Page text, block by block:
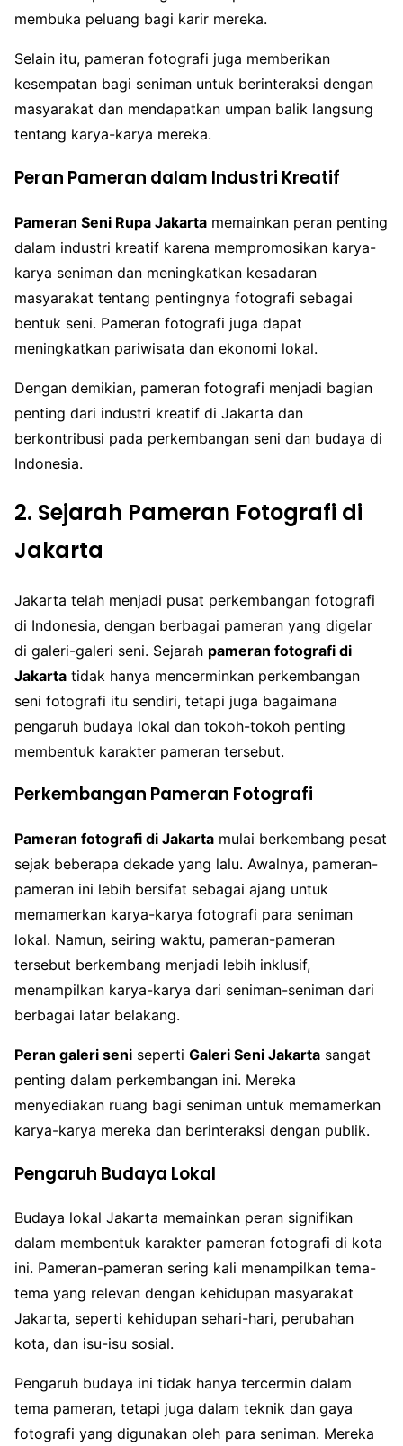
membuka peluang bagi karir mereka.
Selain itu, pameran fotografi juga memberikan
kesempatan bagi seniman untuk berinteraksi dengan
masyarakat dan mendapatkan umpan balik langsung
tentang karya-karya mereka.
Peran Pameran dalam Industri Kreatif
Pameran Seni Rupa Jakarta memainkan peran penting
dalam industri kreatif karena mempromosikan karya-
karya seniman dan meningkatkan kesadaran
masyarakat tentang pentingnya fotografi sebagai
bentuk seni. Pameran fotografi juga dapat
meningkatkan pariwisata dan ekonomi lokal.
Dengan demikian, pameran fotografi menjadi bagian
penting dari industri kreatif di Jakarta dan
berkontribusi pada perkembangan seni dan budaya di
Indonesia.
2. Sejarah Pameran Fotografi di
Jakarta
Jakarta telah menjadi pusat perkembangan fotografi
di Indonesia, dengan berbagai pameran yang digelar
di galeri-galeri seni. Sejarah pameran fotografi di
Jakarta tidak hanya mencerminkan perkembangan
seni fotografi itu sendiri, tetapi juga bagaimana
pengaruh budaya lokal dan tokoh-tokoh penting
membentuk karakter pameran tersebut.
Perkembangan Pameran Fotografi
Pameran fotografi di Jakarta mulai berkembang pesat
sejak beberapa dekade yang lalu. Awalnya, pameran-
pameran ini lebih bersifat sebagai ajang untuk
memamerkan karya-karya fotografi para seniman
lokal. Namun, seiring waktu, pameran-pameran
tersebut berkembang menjadi lebih inklusif,
menampilkan karya-karya dari seniman-seniman dari
berbagai latar belakang.
Peran galeri seni seperti Galeri Seni Jakarta sangat
penting dalam perkembangan ini. Mereka
menyediakan ruang bagi seniman untuk memamerkan
karya-karya mereka dan berinteraksi dengan publik.
Pengaruh Budaya Lokal
Budaya lokal Jakarta memainkan peran signifikan
dalam membentuk karakter pameran fotografi di kota
ini. Pameran-pameran sering kali menampilkan tema-
tema yang relevan dengan kehidupan masyarakat
Jakarta, seperti kehidupan sehari-hari, perubahan
kota, dan isu-isu sosial.
Pengaruh budaya ini tidak hanya tercermin dalam
tema pameran, tetapi juga dalam teknik dan gaya
fotografi yang digunakan oleh para seniman. Mereka